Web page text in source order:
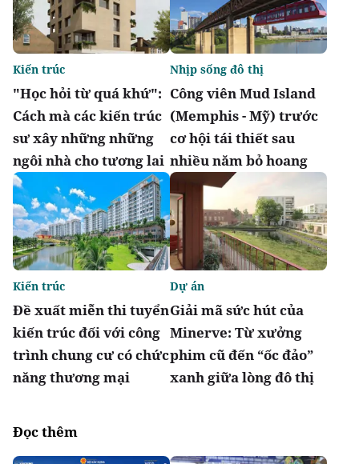
"Học hỏi từ quá khứ":
Cách mà các kiến trúc
sư xây những những
ngôi nhà cho tương lai
Kiến trúc
Công viên Mud Island
(Memphis - Mỹ) trước
cơ hội tái thiết sau
nhiều năm bỏ hoang
Nhịp sống đô thị
Đề xuất miễn thi tuyển
kiến trúc đối với công
trình chung cư có chức
năng thương mại
Kiến trúc
Giải mã sức hút của
Minerve: Từ xưởng
phim cũ đến “ốc đảo”
xanh giữa lòng đô thị
Dự án
Đọc thêm